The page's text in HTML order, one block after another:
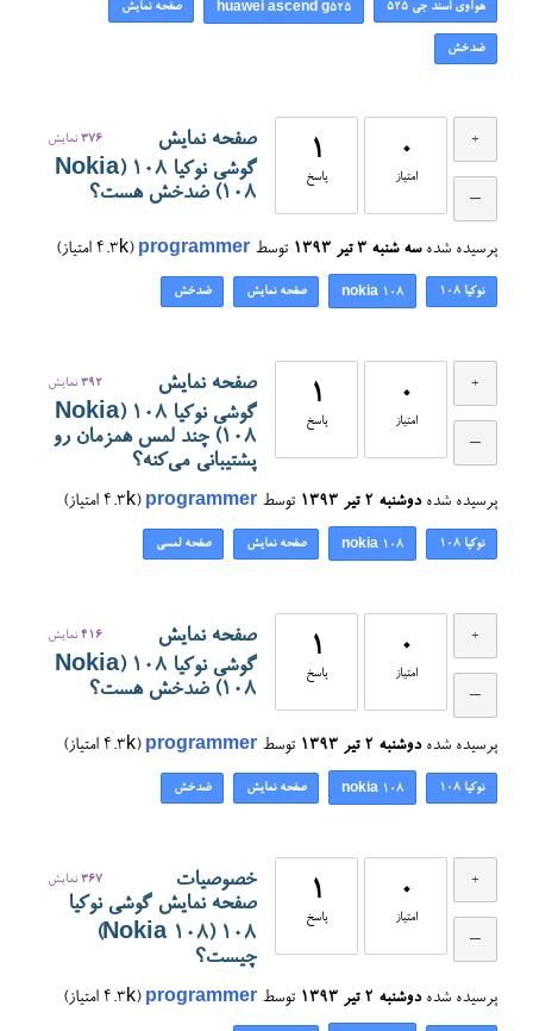
هوآوی اسند جی ۵۲۵ huawei ascend g525 صفحه نمایش
ضدخش
0
امتیاز
1
پاسخ
376 نمایش
صفحه نمایش
گوشی نوکیا 108 (Nokia
108) ضدخش هست؟
پرسیده شده سه شنبه ۳ تیر ۱۳۹۳ توسط programmer
(
4.3k امتیاز)
نوکیا 108 nokia 108 صفحه نمایش ضدخش
0
امتیاز
1
پاسخ
392 نمایش
صفحه نمایش
گوشی نوکیا 108 (Nokia
108) چند لمس همزمان رو
پشتیبانی می‌کنه؟
پرسیده شده دوشنبه ۲ تیر ۱۳۹۳ توسط programmer
(
4.3k امتیاز)
نوکیا 108 nokia 108 صفحه نمایش صفحه لمسی
0
امتیاز
1
پاسخ
416 نمایش
صفحه نمایش
گوشی نوکیا 108 (Nokia
108) ضدخش هست؟
پرسیده شده دوشنبه ۲ تیر ۱۳۹۳ توسط programmer
(
4.3k امتیاز)
نوکیا 108 nokia 108 صفحه نمایش ضدخش
0
امتیاز
1
پاسخ
367 نمایش
خصوصیات
صفحه نمایش گوشی نوکیا
108 (Nokia 108)
چیست؟
پرسیده شده دوشنبه ۲ تیر ۱۳۹۳ توسط programmer
(
4.3k امتیاز)